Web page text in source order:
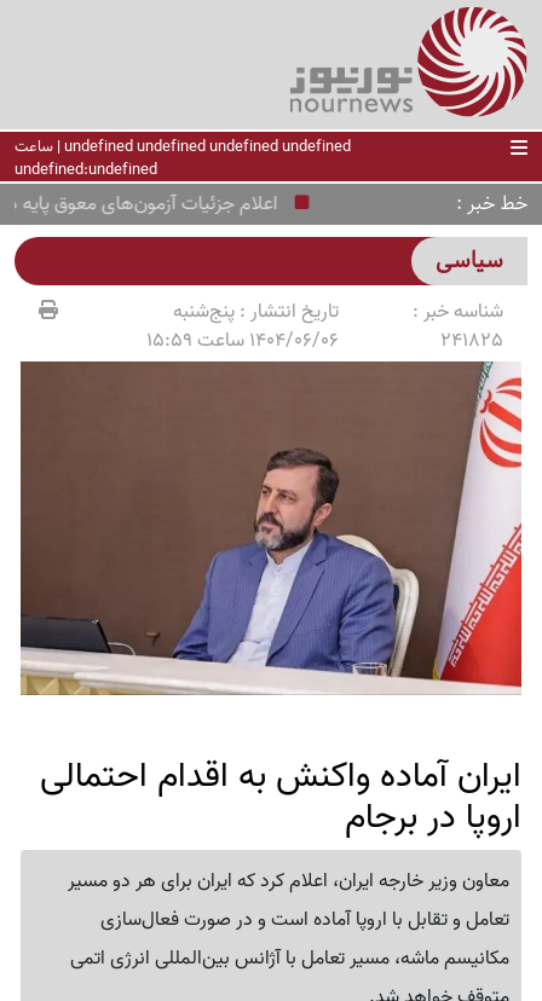
undefined undefined undefined undefined | ساعت
undefined:undefined
خط خبر اعلام جزئیات آزمون‌های معوق پایه
سیاسی
شناسه خبر :
241825
تاریخ انتشار :پنج‌شنبه
1404/06/06 ساعت 15:59
ایران آماده واکنش به اقدام احتمالی
اروپا در برجام
معاون وزیر خارجه ایران، اعلام کرد که ایران برای هر دو مسیر
تعامل و تقابل با اروپا آماده است و در صورت فعال‌سازی
مکانیسم ماشه، مسیر تعامل با آژانس بین‌المللی انرژی اتمی